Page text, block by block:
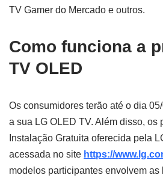
TV Gamer do Mercado e outros.
Como funciona a
TV OLED
Os consumidores terão até o dia
a sua LG OLED TV. Além disso, os
Instalação Gratuita oferecida pela
acessada no site https://
modelos participantes envolvem